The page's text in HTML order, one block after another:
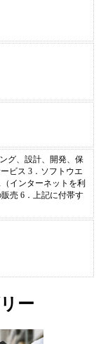
グ、設計、開発、保
ビス 3．ソフトウエ
インターネットを利
売 6．上記に付帯す
ー